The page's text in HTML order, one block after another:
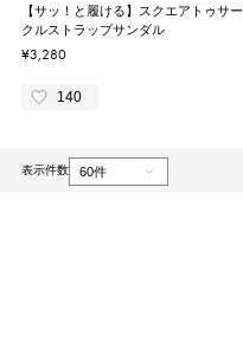
【サッ！と履ける】スクエアトゥサー
クルストラップサンダル
¥3,280
140
表示件数